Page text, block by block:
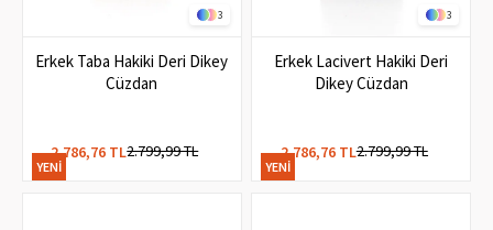
3
Erkek Taba Hakiki Deri Dikey
Cüzdan
2.786,76 TL2.799,99 TL
YENI
3
Erkek Lacivert Hakiki Deri
Dikey Cüzdan
2.786,76 TL2.799,99 TL
YENI